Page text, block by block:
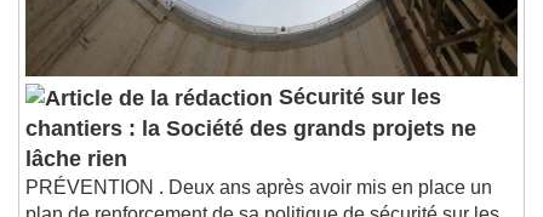
Subtitles
subtitles settings, opens subtitles
settings dialog
subtitles off, selected
Audio Track
Picture-in-Picture
Fullscreen
This is a modal window.
Sécurité sur les
chantiers : la Société des grands projets ne
lâche rien
PRÉVENTION . Deux ans après avoir mis en place un